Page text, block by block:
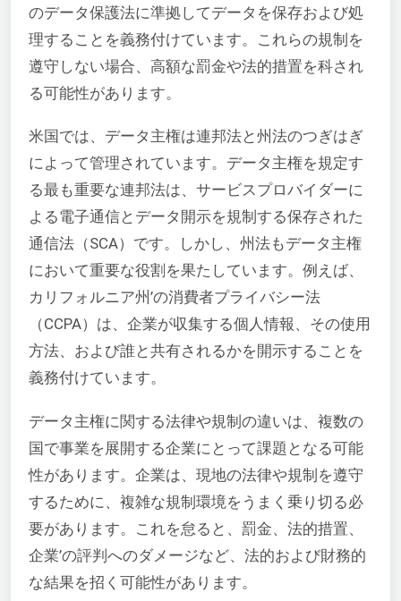
のデータ保護法に準拠してデータを保存および処
理することを義務付けています。これらの規制を
遵守しない場合、高額な罰金や法的措置を科され
る可能性があります。
米国では、データ主権は連邦法と州法のつぎはぎ
によって管理されています。データ主権を規定す
る最も重要な連邦法は、サービスプロバイダーに
よる電子通信とデータ開示を規制する保存された
通信法（SCA）です。しかし、州法もデータ主権
において重要な役割を果たしています。例えば、
カリフォルニア州’の消費者プライバシー法
（CCPA）は、企業が収集する個人情報、その使用
方法、および誰と共有されるかを開示することを
義務付けています。
データ主権に関する法律や規制の違いは、複数の
国で事業を展開する企業にとって課題となる可能
性があります。企業は、現地の法律や規制を遵守
するために、複雑な規制環境をうまく乗り切る必
要があります。これを怠ると、罰金、法的措置、
企業’の評判へのダメージなど、法的および財務的
な結果を招く可能性があります。